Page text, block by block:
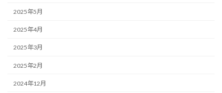
2025年5月
2025年4月
2025年3月
2025年2月
2024年12月